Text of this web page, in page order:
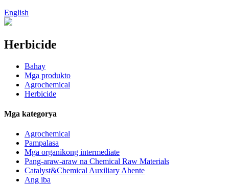
English
Herbicide
Bahay
Mga produkto
Agrochemical
Herbicide
Mga kategorya
Agrochemical
Pampalasa
Mga organikong intermediate
Pang-araw-araw na Chemical Raw Materials
Catalyst&Chemical Auxiliary Ahente
Ang iba